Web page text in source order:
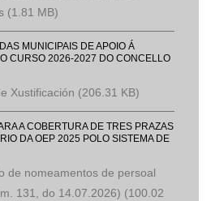
(1.81 MB)
MUNICIPAIS DE APOIO Á
CURSO 2026-2027 DO CONCELLO
Xustificación (206.31 KB)
A COBERTURA DE TRES PRAZAS
DA OEP 2025 POLO SISTEMA DE
de nomeamentos de persoal
131, do 14.07.2026) (100.02